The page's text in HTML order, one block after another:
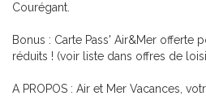
Courégant.
Bonus : Carte Pass' Air&Mer offerte
réduits ! (voir liste dans offres de
A PROPOS : Air et Mer Vacances,